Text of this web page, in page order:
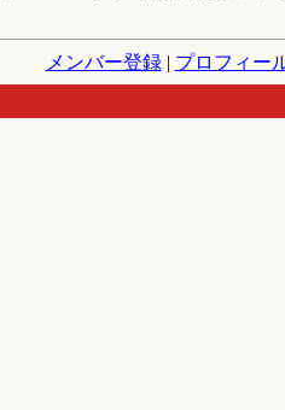
メンバー登録| プロフィー